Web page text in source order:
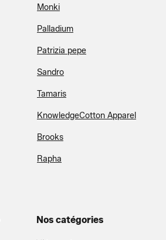
Monki
Palladium
Patrizia pepe
Sandro
Tamaris
KnowledgeCotton Apparel
Brooks
Rapha
Nos catégories